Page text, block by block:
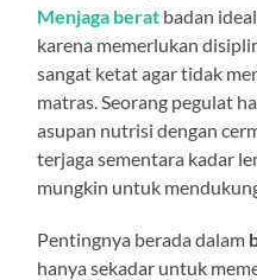
Menjaga berat badan
karena memerlukan
sangat ketat agar tidak
matras. Seorang pegulat
asupan nutrisi dengan
terjaga sementara kadar
mungkin untuk
Pentingnya berada dalam
hanya sekadar untuk